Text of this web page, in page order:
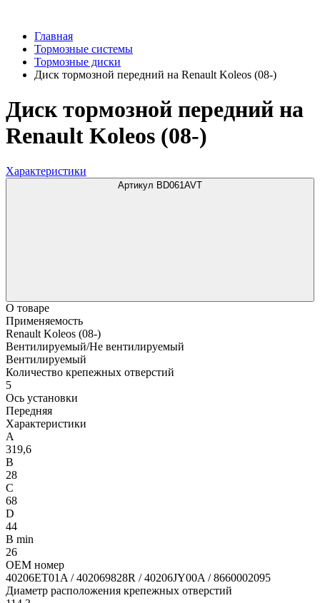
Главная
Тормозные системы
Тормозные диски
Диск тормозной передний на Renault Koleos (08-)
Диск тормозной передний на
Renault Koleos (08-)
Характеристики
Артикул BD061AVT
О товаре
Применяемость
Renault Koleos (08-)
Вентилируемый/Не вентилируемый
Вентилируемый
Количество крепежных отверстий
5
Ось установки
Передняя
Характеристики
A
319,6
B
28
C
68
D
44
B min
26
OEM номер
40206ET01A / 402069828R / 40206JY00A / 8660002095
Диаметр расположения крепежных отверстий